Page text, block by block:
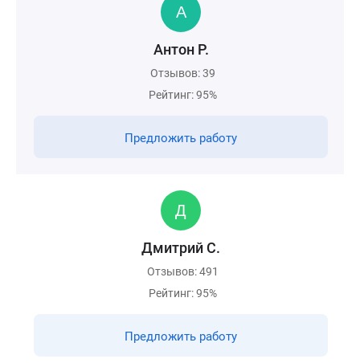
Антон Р.
Отзывов: 39
Рейтинг: 95%
Предложить работу
Дмитрий С.
Отзывов: 491
Рейтинг: 95%
Предложить работу